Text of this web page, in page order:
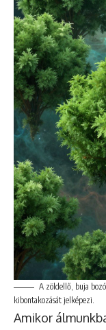
A zöldellő, buja
kibontakozását jelképezi.
Amikor